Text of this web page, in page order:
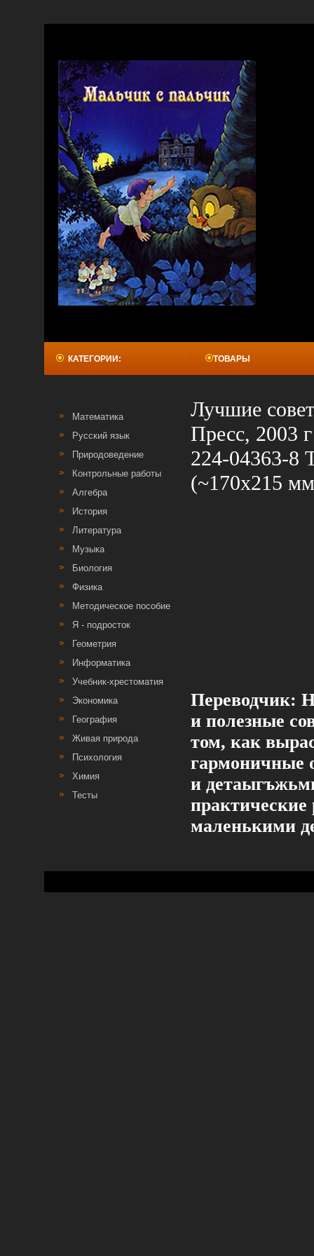
КАТЕГОРИИ:
Математика
Русский язык
Природоведение
Контрольные работы
Алгебра
История
Литература
Музыка
Биология
Физика
Методическое пособие
Я - подросток
Геометрия
Информатика
Учебник-хрестоматия
Экономика
География
Живая природа
Психология
Химия
Тесты
ТОВАРЫ
Лучшие
Пресс, 2003
224-04363-8
(~170х215
Переводчик:
и полезные
том, как
гармоничные
и
практические
маленькими